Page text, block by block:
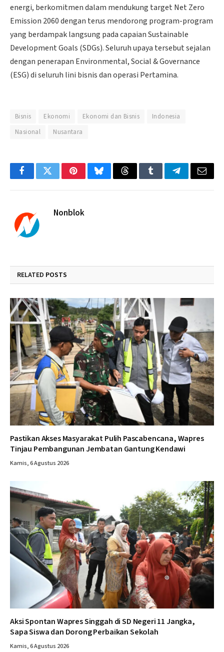
energi, berkomitmen dalam mendukung target Net Zero
Emission 2060 dengan terus mendorong program-program
yang berdampak langsung pada capaian Sustainable
Development Goals (SDGs). Seluruh upaya tersebut sejalan
dengan penerapan Environmental, Social & Governance
(ESG) di seluruh lini bisnis dan operasi Pertamina.
Bisnis Ekonomi Ekonomi dan Bisnis
Indonesia
Nasional
Nusantara
FacebookTwitterPinterestBlueskyThreadsTumblrTelegramEmail
Nonblok
RELATED POSTS
Pastikan Akses Masyarakat Pulih Pascabencana, Wapres
Tinjau Pembangunan Jembatan Gantung Kendawi
Kamis, 6 Agustus 2026
Aksi Spontan Wapres Singgah di SD Negeri 11 Jangka,
Sapa Siswa dan Dorong Perbaikan Sekolah
Kamis, 6 Agustus 2026